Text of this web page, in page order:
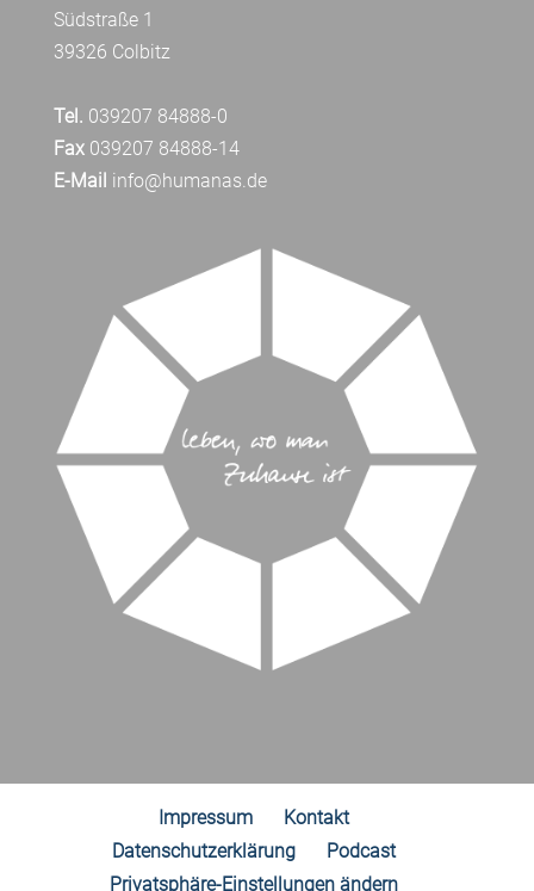
Südstraße 1
39326 Colbitz
Tel. 039207 84888-0
Fax039207 84888-14
E-Mail info@humanas.de
Impressum
Kontakt
Datenschutzerklärung
Podcast
Privatsphäre-Einstellungen ändern